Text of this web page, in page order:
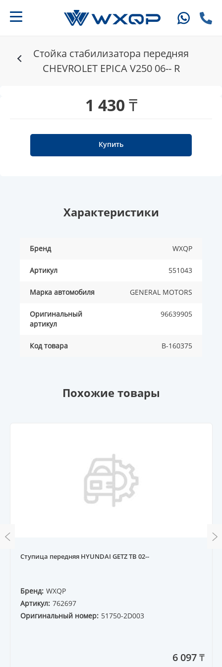
Стойка стабилизатора передняя
CHEVROLET EPICA V250 06-- R
1 430 ₸
Купить
Характеристики
Бренд WXQP
Артикул 551043
Марка автомобиля GENERAL MOTORS
Оригинальный
артикул
96639905
Код товара B-160375
Похожие товары
Ступица передняя HYUNDAI GETZ TB 02--
Бренд: WXQP
Артикул: 762697
Оригинальный номер: 51750-2D003
6 097 ₸